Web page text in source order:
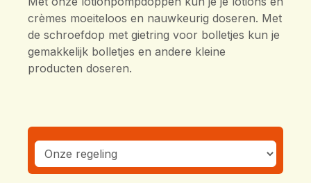
crèmes moeiteloos en nauwkeurig doseren. Met
de schroefdop met gietring voor bolletjes kun je
gemakkelijk bolletjes en andere kleine
producten doseren.